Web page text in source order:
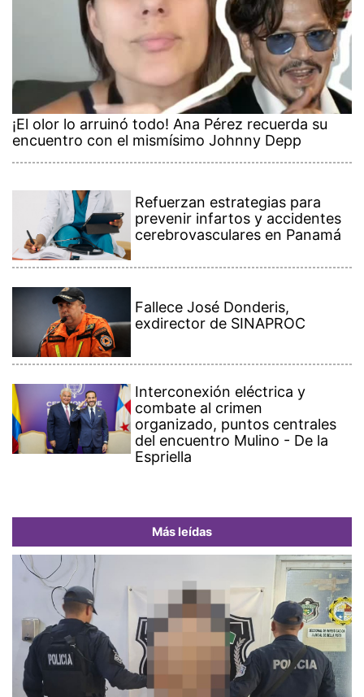
¡El olor lo arruinó todo! Ana Pérez recuerda su
encuentro con el mismísimo Johnny Depp
Refuerzan estrategias para
prevenir infartos y accidentes
cerebrovasculares en Panamá
Fallece José Donderis,
exdirector de SINAPROC
Interconexión eléctrica y
combate al crimen
organizado, puntos centrales
del encuentro Mulino - De la
Espriella
Más leídas